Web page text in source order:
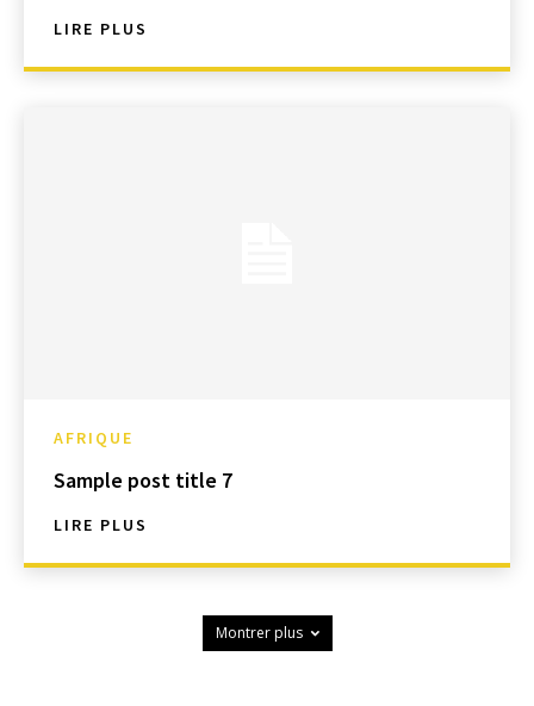
LIRE PLUS
AFRIQUE
Sample post title 7
LIRE PLUS
Montrer plus